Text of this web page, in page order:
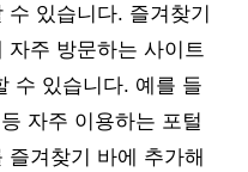
있습니다. 즐겨찾기
자주 방문하는 사이트
수 있습니다. 예를 들
등 자주 이용하는 포털
겨찾기 바에 추가해